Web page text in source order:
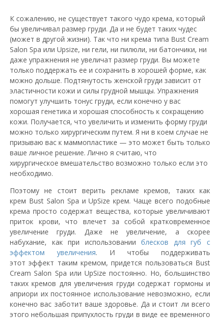
К сожалению, не существует такого чудо крема, который
бы увеличивал размер груди. Да и не будет таких чудес
(может в другой жизни). Так что ни крема типа Bust Cream
Salon Spa или Upsize, ни гели, ни пилюли, ни батончики, ни
даже упражнения не увеличат размер груди. Вы можете
только поддержать ее и сохранить в хорошей форме, как
можно дольше. Подтянутость женской груди зависит от
эластичности кожи и силы грудной мышцы. Упражнения
помогут улучшить тонус груди, если конечно у вас
хорошая генетика и хорошая способность к сокращению
кожи. Получается, что увеличить и изменить форму груди
можно только хирургическим путем. Я ни в коем случае не
призываю вас к маммопластике — это может быть только
ваше личное решение. Лично я считаю, что
хирургическое вмешательство возможно только если это
необходимо.
Поэтому не стоит верить рекламе кремов, таких как
крем Bust Salon Spa и UpSize крем. Чаще всего подобные
крема просто содержат вещества, которые увеличивают
приток крови, что влечет за собой кратковременное
увеличение груди. Даже не увеличение, а скорее
набухание, как при использованииблесков для губ с
эффектом увеличения. И чтобы поддерживать
этот эффект таким кремом, придется пользоваться Bust
Cream Salon Spa или UpSize постоянно. Но, большинство
таких кремов для увеличения груди содержат гормоны и
априори их постоянное использование невозможно, если
конечно вас заботит ваше здоровье. Да и стоит ли всего
этого небольшая припухлость груди в виде ее временного